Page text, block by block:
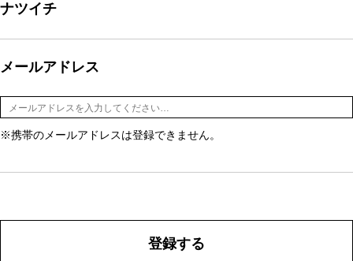
ナツイチ
メールアドレス
※携帯のメールアドレスは登録できません。
登録する